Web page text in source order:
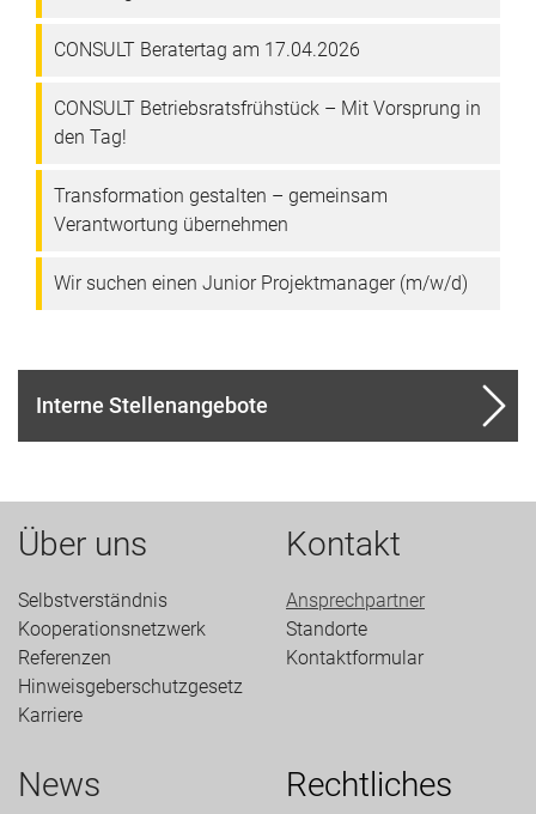
CONSULT Beratertag am 17.04.2026
CONSULT Betriebsratsfrühstück – Mit Vorsprung in
den Tag!
Transformation gestalten – gemeinsam
Verantwortung übernehmen
Wir suchen einen Junior Projektmanager (m/w/d)
Interne Stellenangebote
Über uns
Selbstverständnis
Kooperationsnetzwerk
Referenzen
Hinweisgeberschutzgesetz
Karriere
Kontakt
Ansprechpartner
Standorte
Kontaktformular
News Rechtliches